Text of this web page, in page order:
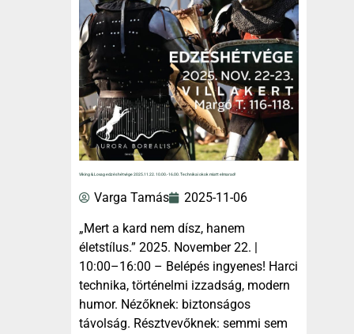
Viking & Lovag edzéshétvége 2025.11.22. 10.00.-16.00. Technikai okok miatt elmarad!
Varga Tamás 2025-11-06
„Mert a kard nem dísz, hanem
életstílus.” 2025. November 22. |
10:00–16:00 – Belépés ingyenes! Harci
technika, történelmi izzadság, modern
humor. Nézőknek: biztonságos
távolság. Résztvevőknek: semmi sem